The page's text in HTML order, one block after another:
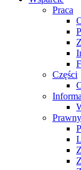
Praca
Części
Prawny